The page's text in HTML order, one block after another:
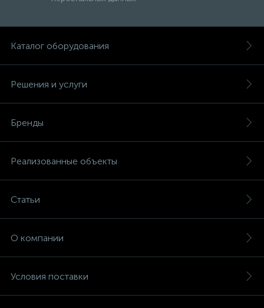
Каталог оборудования
Решения и услуги
Бренды
Реализованные объекты
Статьи
О компании
Условия поставки